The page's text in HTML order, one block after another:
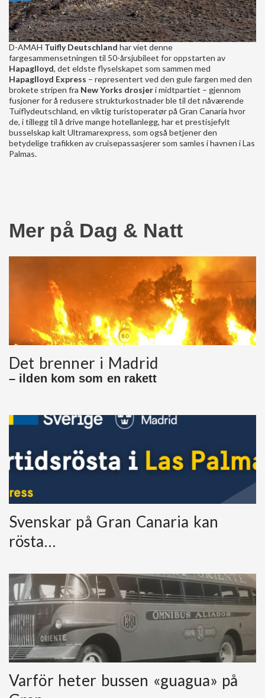
D-AMAH Tuifly Deutschland har viet denne
fargesammensetningen til 50-årsjubileet for oppstarten av
Hapaglloyd, det eldste flyselskapet som sammen med
Hapaglloyd Express – representert ved den gule fargen med den
brokete stripen fra New Yorks drosjeri midtpartiet – gjennom
fusjoner for å redusere strukturkostnader ble til det nåværende
Tuiflydeutschland, en viktig turistoperatør på Gran Canaria hvor
de, i tillegg til å drive mange hotellanlegg, har et prestisjefylt
busselskap kalt Ultramarexpress, som også betjener den
betydelige trafikken av cruisepassasjerer som samles i havnen i Las
Palmas.
Mer på Dag & Natt
Det brenner i Madrid
– ilden kom som en rakett
Svenskar på Gran Canaria kan
rösta…
Varför heter bussen «guagua» på